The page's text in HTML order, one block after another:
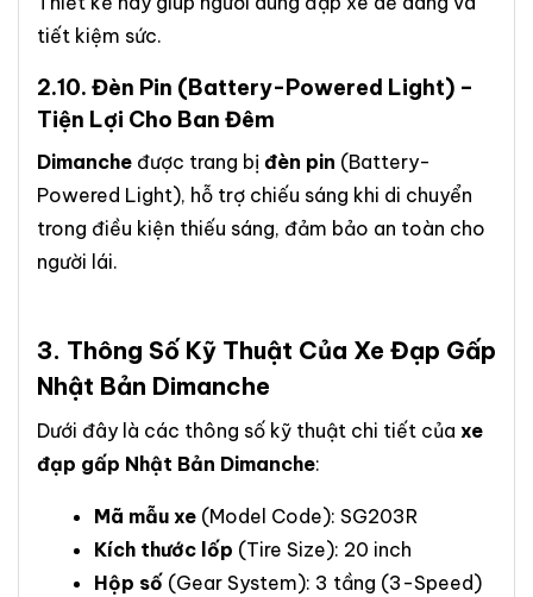
tiết kiệm sức.
2.10. Đèn Pin (Battery-Powered Light) –
Tiện Lợi Cho Ban Đêm
Dimanche được trang bị đèn pin (Battery-
Powered Light), hỗ trợ chiếu sáng khi di chuyển
trong điều kiện thiếu sáng, đảm bảo an toàn cho
người lái.
3. Thông Số Kỹ Thuật Của Xe Đạp Gấp
Nhật Bản Dimanche
Dưới đây là các thông số kỹ thuật chi tiết của xe
đạp gấp Nhật Bản Dimanche:
Mã mẫu xe (Model Code): SG203R
Kích thước lốp (Tire Size): 20 inch
Hộp số (Gear System): 3 tầng (3-Speed)